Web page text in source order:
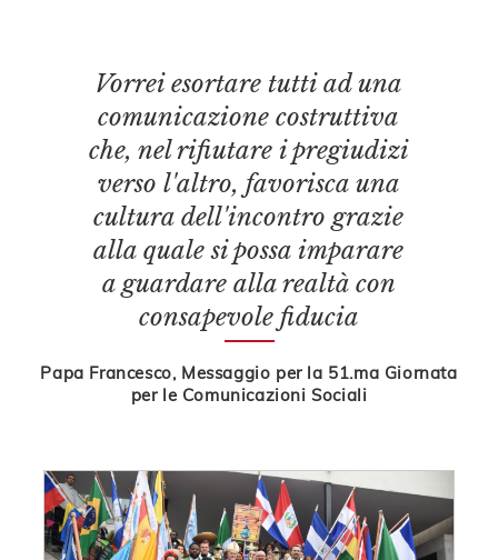
Vorrei esortare tutti ad una
comunicazione costruttiva
che, nel rifiutare i pregiudizi
verso l'altro, favorisca una
cultura dell'incontro grazie
alla quale si possa imparare
a guardare alla realtà con
consapevole fiducia
Papa Francesco, Messaggio per la 51.ma Giornata
per le Comunicazioni Sociali